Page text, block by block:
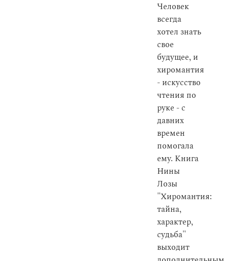
Человек
всегда
хотел знать
свое
будущее, и
хиромантия
- искусство
чтения по
руке - с
давних
времен
помогала
ему. Книга
Нины
Лозы
"Хиромантия:
тайна,
характер,
судьба"
выходит